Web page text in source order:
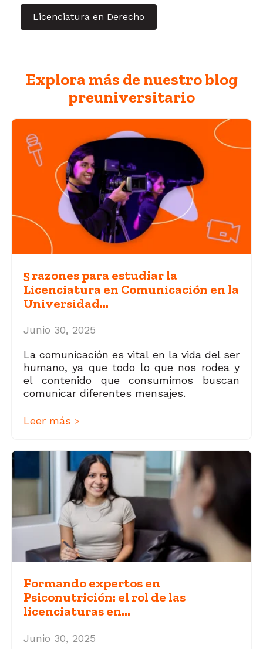
Licenciatura en Derecho
Explora más de nuestro blog
preuniversitario
5 razones para estudiar la
Licenciatura en Comunicación en la
Universidad...
Junio 30, 2025
La comunicación es vital en la vida del ser
humano, ya que todo lo que nos rodea y
el contenido que consumimos buscan
comunicar diferentes mensajes.
Leer más >
Formando expertos en
Psiconutrición: el rol de las
licenciaturas en...
Junio 30, 2025